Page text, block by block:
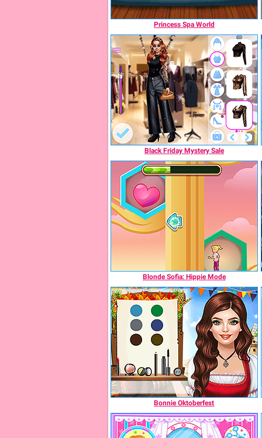
Princess Spa World
Black Friday Mystery Sale
Blonde Sofia: Hippie Mode
Bonnie Oktoberfest